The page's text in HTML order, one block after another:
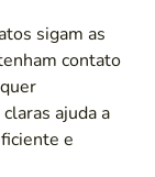
sigam as
contato
ajuda a
e